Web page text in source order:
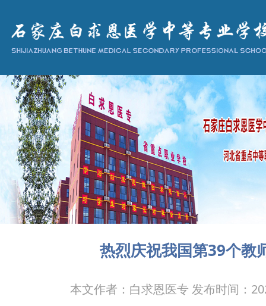
热烈庆祝我国第39个教
本文作者：白求恩医专 发布时间：